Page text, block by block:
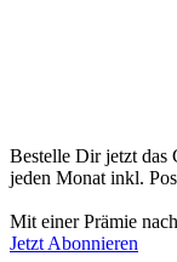
Bestelle Dir jetzt das
jeden Monat inkl.
Mit einer Prämie
Jetzt Abonnieren